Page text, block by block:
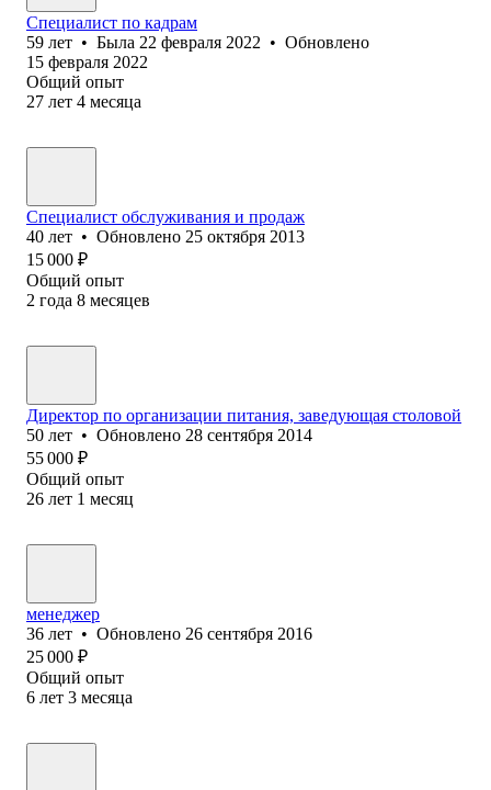
Специалист по кадрам
59 лет • Была 22 февраля 2022 • Обновлено
15 февраля 2022
Общий опыт
27 лет 4 месяца
Специалист обслуживания и продаж
40 лет • Обновлено 25 октября 2013
15 000 ₽
Общий опыт
2 года 8 месяцев
Директор по организации питания, заведующая столовой
50 лет • Обновлено 28 сентября 2014
55 000 ₽
Общий опыт
26 лет 1 месяц
менеджер
36 лет • Обновлено 26 сентября 2016
25 000 ₽
Общий опыт
6 лет 3 месяца